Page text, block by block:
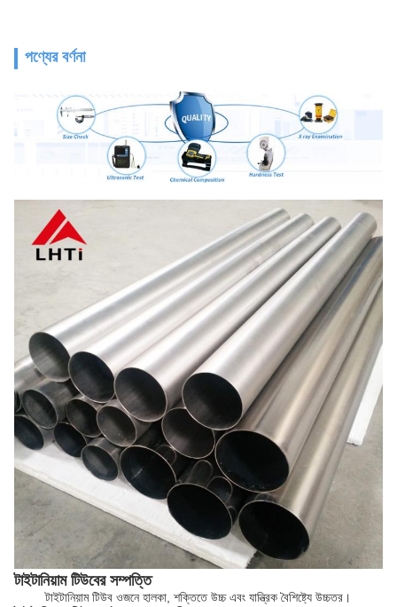
পণ্যের বর্ণনা
টাইটানিয়াম টিউবের সম্পত্তি
টাইটানিয়াম টিউব ওজনে হালকা, শক্তিতে উচ্চ এবং যান্ত্রিক বৈশিষ্ট্যে উচ্চতর।